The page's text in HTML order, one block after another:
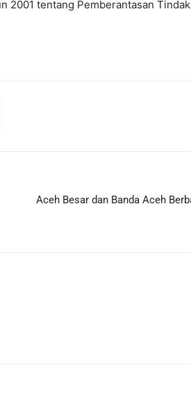
2001 tentang Pemberantasan
Aceh Besar dan Banda Aceh